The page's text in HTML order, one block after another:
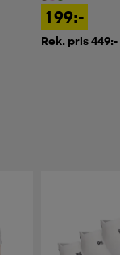
199:-
Rek. pris 449:-